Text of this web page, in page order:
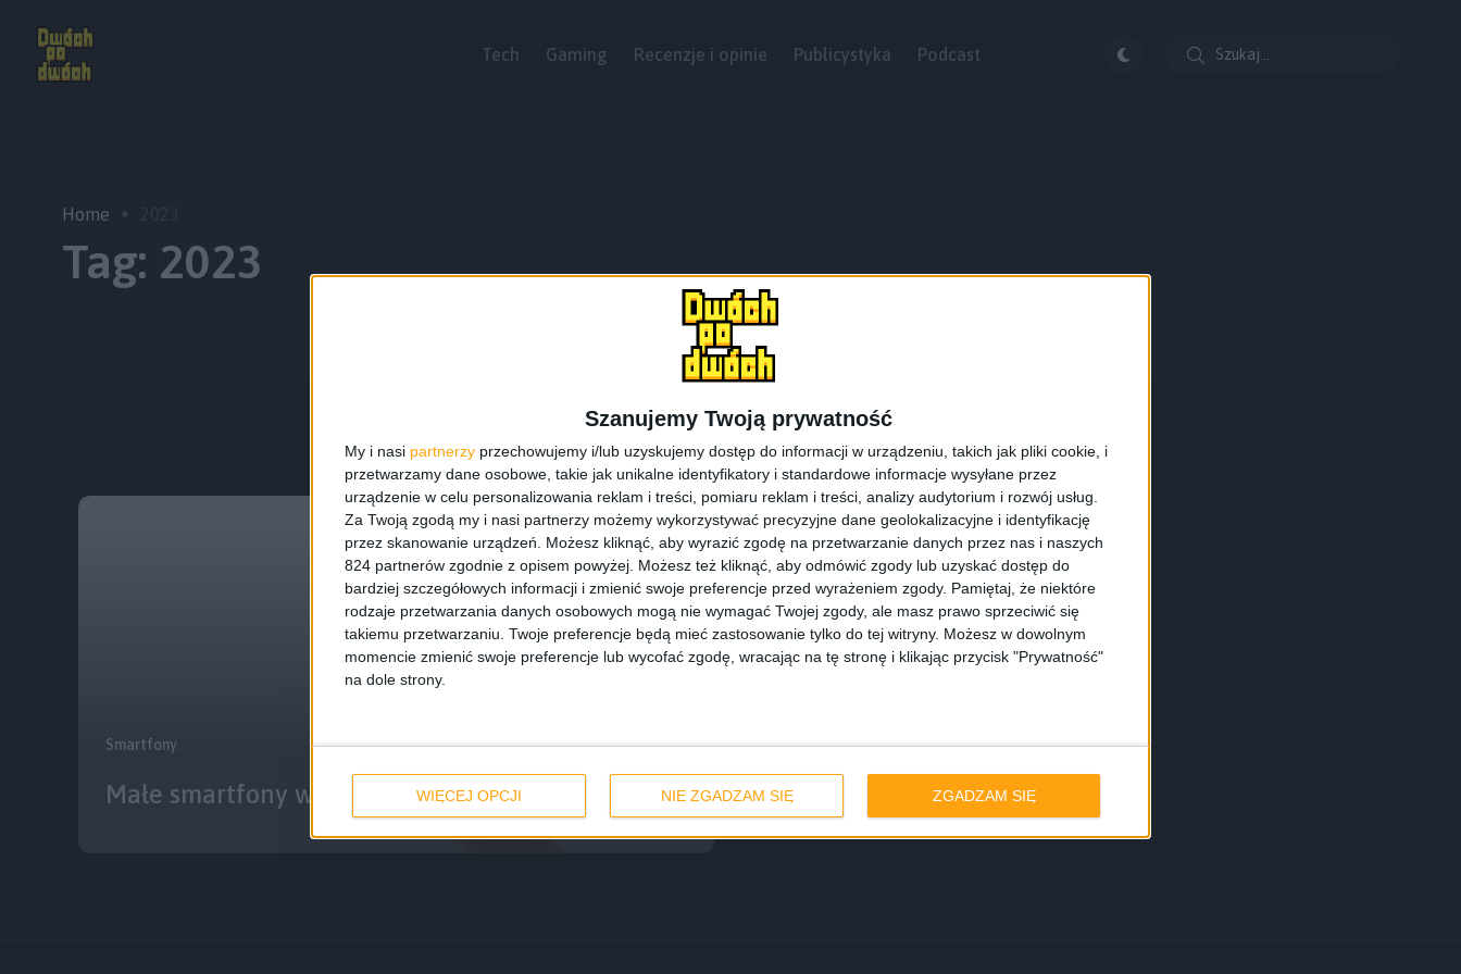
Szanujemy Twoją prywatność
My i nasi partnerzy przechowujemy i/lub uzyskujemy dostęp do informacji w urządzeniu, takich jak pliki cookie, i
przetwarzamy dane osobowe, takie jak unikalne identyfikatory i standardowe informacje wysyłane przez
urządzenie w celu personalizowania reklam i treści, pomiaru reklam i treści, analizy audytorium i rozwój usług.
Za Twoją zgodą my i nasi partnerzy możemy wykorzystywać precyzyjne dane geolokalizacyjne i identyfikację
przez skanowanie urządzeń. Możesz kliknąć, aby wyrazić zgodę na przetwarzanie danych przez nas i naszych
824 partnerów zgodnie z opisem powyżej. Możesz też kliknąć, aby odmówić zgody lub uzyskać dostęp do
bardziej szczegółowych informacji i zmienić swoje preferencje przed wyrażeniem zgody. Pamiętaj, że niektóre
rodzaje przetwarzania danych osobowych mogą nie wymagać Twojej zgody, ale masz prawo sprzeciwić się
takiemu przetwarzaniu. Twoje preferencje będą mieć zastosowanie tylko do tej witryny. Możesz w dowolnym
momencie zmienić swoje preferencje lub wycofać zgodę, wracając na tę stronę i klikając przycisk "Prywatność"
na dole strony.
WIĘCEJ OPCJI NIE ZGADZAM SIĘ ZGADZAM SIĘ
Tech Gaming Recenzje i opinie Publicystyka Podcast
Home
Tag: 2023
Smartfony
Małe smartfony w 2023 roku. Co można kupić?